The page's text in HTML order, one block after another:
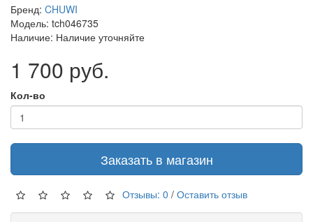
Бренд: CHUWI
Модель: tch046735
Наличие: Наличие уточняйте
1 700 руб.
Кол-во
Заказать в магазин
Отзывы: 0 / Оставить отзыв